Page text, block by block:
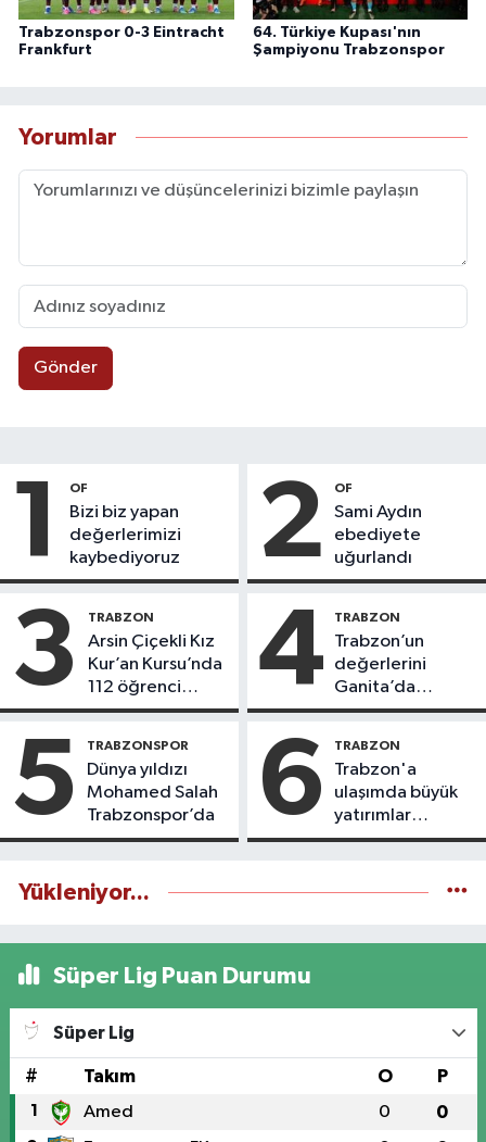
Trabzonspor 0-3 Eintracht
Frankfurt
64. Türkiye Kupası'nın
Şampiyonu Trabzonspor
Yorumlar
Gönder
1 OF
Bizi biz yapan
değerlerimizi
kaybediyoruz
2 OF
Sami Aydın
ebediyete
uğurlandı
3 TRABZON
Arsin Çiçekli Kız
Kur’an Kursu’nda
112 öğrenci
icazet aldı
4 TRABZON
Trabzon’un
değerlerini
Ganita’da
yaşatıyoruz
5 TRABZONSPOR
Dünya yıldızı
Mohamed Salah
Trabzonspor’da
6 TRABZON
Trabzon'a
ulaşımda büyük
yatırımlar
yapılıyor
Yükleniyor...
Süper Lig Puan Durumu
Süper Lig
# Takım O P
1 Amed 0 0